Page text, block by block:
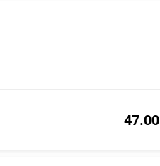
47.00